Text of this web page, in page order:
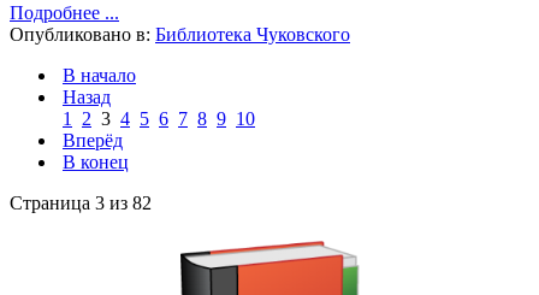
Подробнее ...
Опубликовано в: Библиотека Чуковского
В начало
Назад
1
2 3 4 5 6 7 8 9 10
Вперёд
В конец
Страница 3 из 82